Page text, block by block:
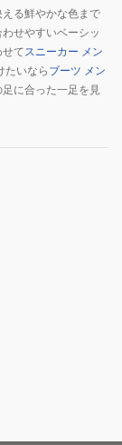
る鮮やかな色まで
せやすいベーシッ
てスニーカー メン
たいならブーツ メン
に合った一足を見